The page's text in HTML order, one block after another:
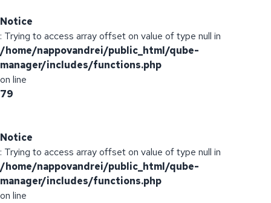
Notice
: Trying to access array offset on value of type null in
/home/nappovandrei/public_html/qube-
manager/includes/functions.php
on line
79
Notice
: Trying to access array offset on value of type null in
/home/nappovandrei/public_html/qube-
manager/includes/functions.php
on line